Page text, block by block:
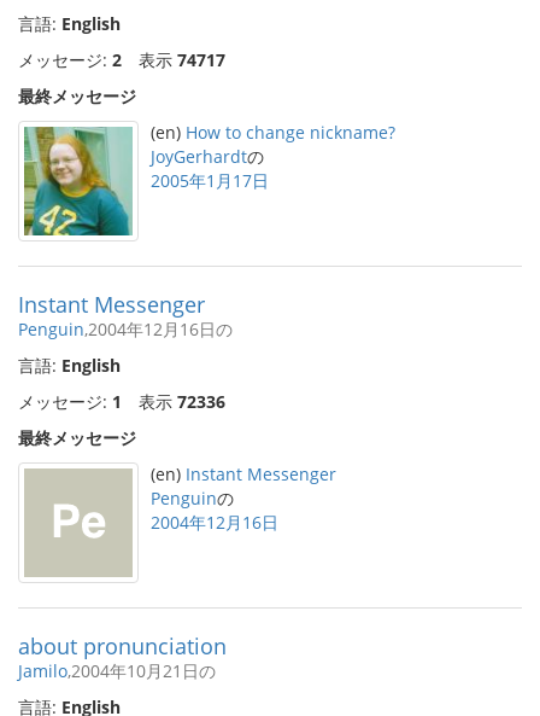
言語: English
メッセージ: 2 表示 74717
最終メッセージ
(en) How to change nickname?
JoyGerhardtの
2005年1月17日
Instant Messenger
Penguin,2004年12月16日の
言語: English
メッセージ: 1 表示 72336
最終メッセージ
(en) Instant Messenger
Penguinの
2004年12月16日
about pronunciation
Jamilo,2004年10月21日の
言語: English